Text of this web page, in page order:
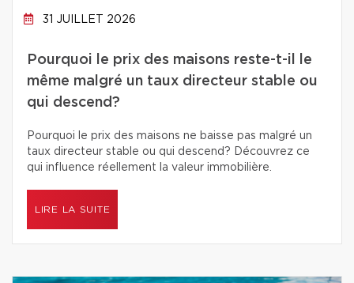
31 JUILLET 2026
Pourquoi le prix des maisons reste-t-il le
même malgré un taux directeur stable ou
qui descend?
Pourquoi le prix des maisons ne baisse pas malgré un
taux directeur stable ou qui descend? Découvrez ce
qui influence réellement la valeur immobilière.
LIRE LA SUITE